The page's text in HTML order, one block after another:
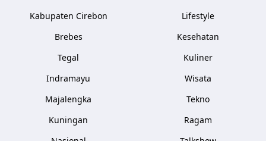
Kabupaten Cirebon
Brebes
Tegal
Indramayu
Majalengka
Kuningan
Lifestyle
Kesehatan
Kuliner
Wisata
Tekno
Ragam